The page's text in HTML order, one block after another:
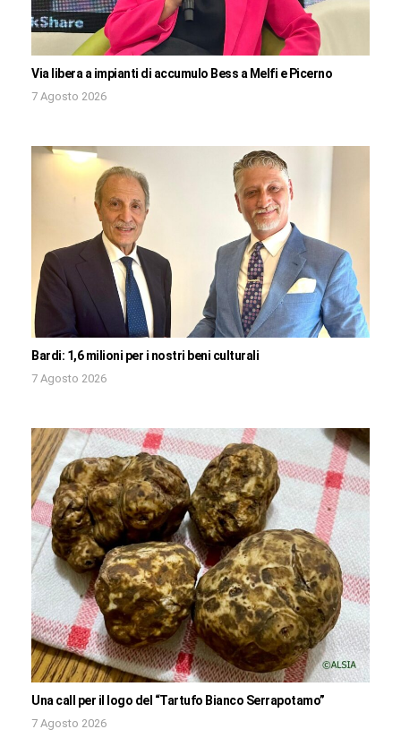
Via libera a impianti di accumulo Bess a Melfi e Picerno
7 Agosto 2026
Bardi: 1,6 milioni per i nostri beni culturali
7 Agosto 2026
Una call per il logo del “Tartufo Bianco Serrapotamo”
7 Agosto 2026